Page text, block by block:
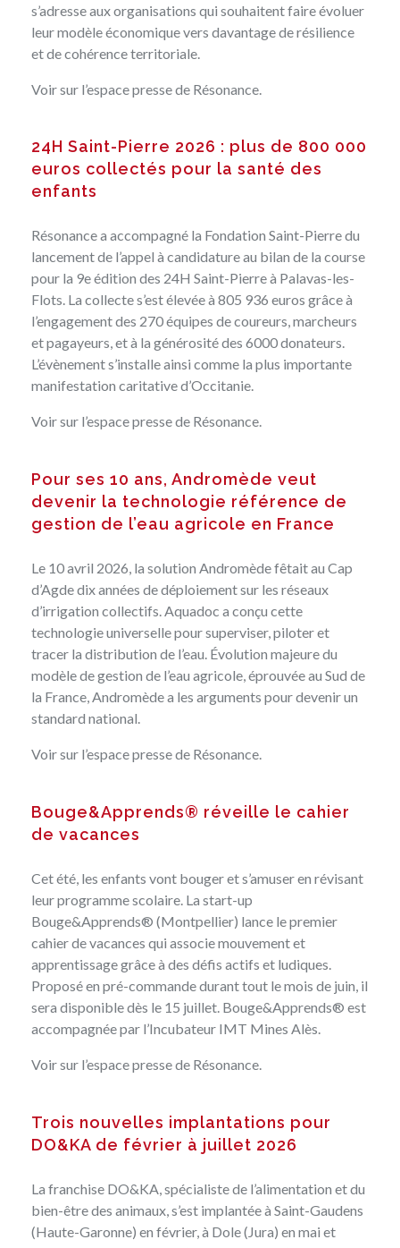
s’adresse aux organisations qui souhaitent faire évoluer
leur modèle économique vers davantage de résilience
et de cohérence territoriale.
Voir sur l’espace presse de Résonance
24H Saint-Pierre 2026 : plus de 800 000
euros collectés pour la santé des
enfants
Résonance a accompagné la Fondation Saint-Pierre du
lancement de l’appel à candidature au bilan de la course
pour la 9e édition des 24H Saint-Pierre à Palavas-les-
Flots. La collecte s’est élevée à 805 936 euros grâce à
l’engagement des 270 équipes de coureurs, marcheurs
et pagayeurs, et à la générosité des 6000 donateurs.
L’évènement s’installe ainsi comme la plus importante
manifestation caritative d’Occitanie.
Voir sur l’espace presse de Résonance.
Pour ses 10 ans, Andromède veut
devenir la technologie référence de
gestion de l’eau agricole en France
Le 10 avril 2026, la solution Andromède fêtait au Cap
d’Agde dix années de déploiement sur les réseaux
d’irrigation collectifs. Aquadoc a conçu cette
technologie universelle pour superviser, piloter et
tracer la distribution de l’eau. Évolution majeure du
modèle de gestion de l’eau agricole, éprouvée au Sud de
la France, Andromède a les arguments pour devenir un
standard national.
Voir sur l’espace presse de Résonance.
Bouge&Apprends® réveille le cahier
de vacances
Cet été, les enfants vont bouger et s’amuser en révisant
leur programme scolaire. La start-up
Bouge&Apprends® (Montpellier) lance le premier
cahier de vacances qui associe mouvement et
apprentissage grâce à des défis actifs et ludiques.
Proposé en pré-commande durant tout le mois de juin, il
sera disponible dès le 15 juillet. Bouge&Apprends® est
accompagnée par l’Incubateur IMT Mines Alès.
Voir sur l’espace presse de Résonance.
Trois nouvelles implantations pour
DO&KA de février à juillet 2026
La franchise DO&KA, spécialiste de l’alimentation et du
bien-être des animaux, s’est implantée à Saint-Gaudens
(Haute-Garonne) en février, à Dole (Jura) en mai et